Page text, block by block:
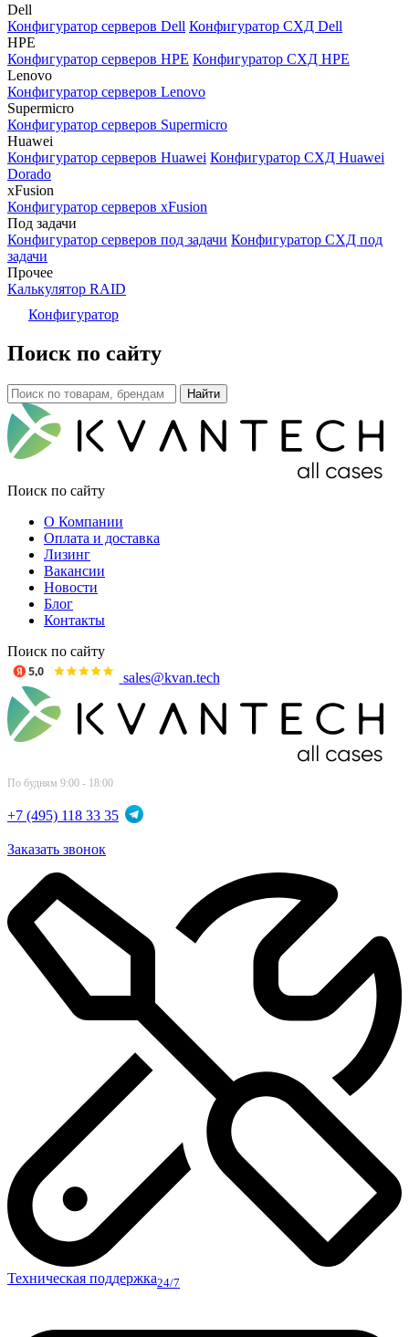
Dell
Конфигуратор серверов Dell Конфигуратор СХД Dell
HPE
Конфигуратор серверов HPE Конфигуратор СХД HPE
Lenovo
Конфигуратор серверов Lenovo
Supermicro
Конфигуратор серверов Supermicro
Huawei
Конфигуратор серверов Huawei Конфигуратор СХД Huawei
Dorado
xFusion
Конфигуратор серверов xFusion
Под задачи
Конфигуратор серверов под задачи Конфигуратор СХД под
задачи
Прочее
Калькулятор RAID
Конфигуратор
Поиск по сайту
Поиск по сайту
О Компании
Оплата и доставка
Лизинг
Вакансии
Новости
Блог
Контакты
Поиск по сайту
sales@kvan.tech
По будням 9:00 - 18:00
+7 (495) 118 33 35
Заказать звонок
Техническая поддержка24/7